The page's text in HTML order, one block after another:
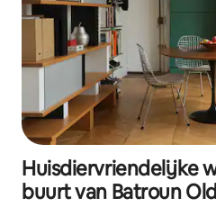
Huisdiervriendelijke
buurt van Batroun